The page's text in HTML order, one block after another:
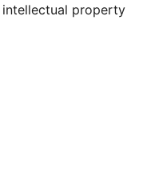
intellectual property